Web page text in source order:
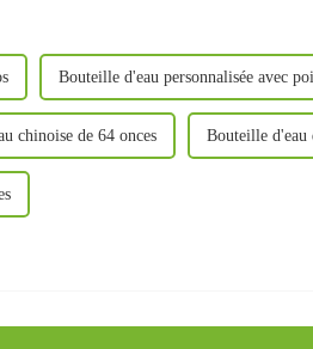
Bouteille d'eau personnalisée avec
chinoise de 64 onces Bouteille d'eau